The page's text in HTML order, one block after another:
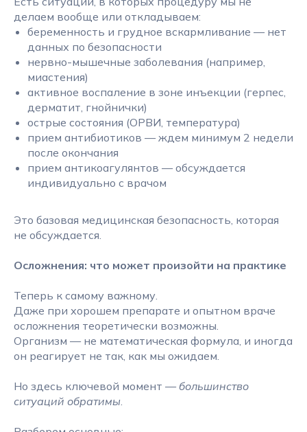
делаем вообще или откладываем:
беременность и грудное вскармливание — нет
данных по безопасности
нервно-мышечные заболевания (например,
миастения)
активное воспаление в зоне инъекции (герпес,
дерматит, гнойнички)
острые состояния (ОРВИ, температура)
прием антибиотиков — ждем минимум 2 недели
после окончания
прием антикоагулянтов — обсуждается
индивидуально с врачом
Это базовая медицинская безопасность, которая
не обсуждается.
Осложнения: что может произойти на практике
Теперь к самому важному.
Даже при хорошем препарате и опытном враче
осложнения теоретически возможны.
Организм — не математическая формула, и иногда
он реагирует не так, как мы ожидаем.
Но здесь ключевой момент — большинство
ситуаций обратимы.